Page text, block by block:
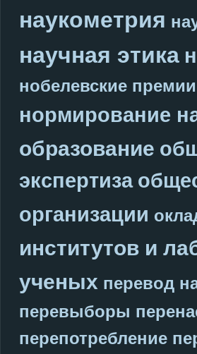
наукометрия
научная этика
нобелевские премии
нормирование
образование
экспертиза
организации
институтов и
ученых перевод
перевыборы
перепотребление